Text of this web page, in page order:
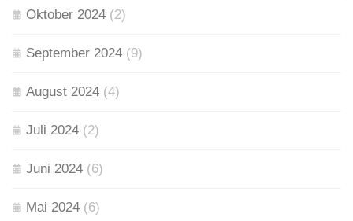
Oktober 2024 (2)
September 2024 (9)
August 2024 (4)
Juli 2024 (2)
Juni 2024 (6)
Mai 2024 (6)